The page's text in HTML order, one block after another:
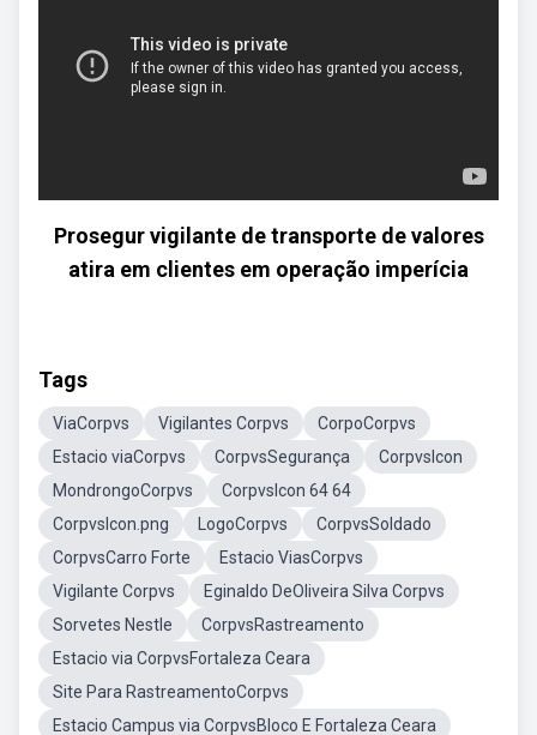
Prosegur vigilante de transporte de valores
atira em clientes em operação imperícia
Tags
ViaCorpvs Vigilantes Corpvs
CorpoCorpvs
Estacio viaCorpvs
CorpvsSegurança
CorpvsIcon
MondrongoCorpvs
CorpvsIcon 64 64
CorpvsIcon.png
LogoCorpvs
CorpvsSoldado
CorpvsCarro Forte
Estacio ViasCorpvs
Vigilante Corpvs
Eginaldo DeOliveira Silva Corpvs
Sorvetes Nestle
CorpvsRastreamento
Estacio via CorpvsFortaleza Ceara
Site Para RastreamentoCorpvs
Estacio Campus via CorpvsBloco E Fortaleza Ceara